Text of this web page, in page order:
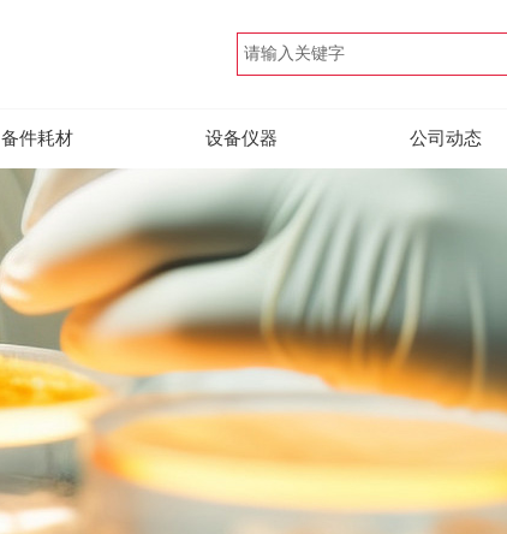
备件耗材 设备仪器 公司动态